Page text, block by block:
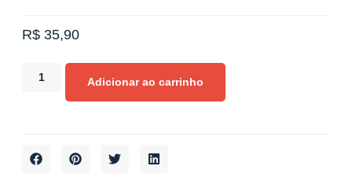
R$ 35,90
Adicionar ao carrinho